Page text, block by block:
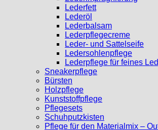
Lederfett
Lederöl
Lederbalsam
Lederpflegecreme
Leder- und Sattelseife
Ledersohlenpflege
Lederpflege für feines
Sneakerpflege
Bürsten
Holzpflege
Kunststoffpflege
Pflegesets
Schuhputzkisten
Pflege für den Materialmix –